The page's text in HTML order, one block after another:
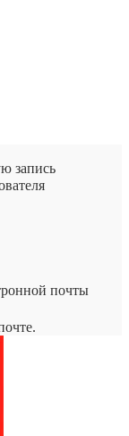
запись
почты